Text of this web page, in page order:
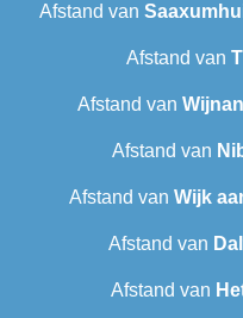
Afstand van
Afstand van
Afstand van
Afstand van
Afstand van Wijk
Afstand van
Afstand van